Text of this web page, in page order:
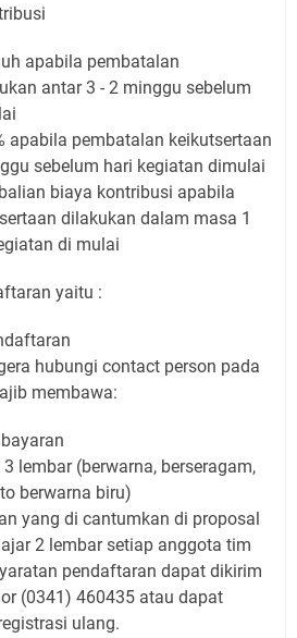
apabila pembatalan
antar 3 - 2 minggu sebelum
apabila pembatalan keikutsertaan
sebelum hari kegiatan dimulai
biaya kontribusi apabila
dilakukan dalam masa 1
di mulai
yaitu :
hubungi contact person pada
membawa:
lembar (berwarna, berseragam,
berwarna biru)
yang di cantumkan di proposal
2 lembar setiap anggota tim
pendaftaran dapat dikirim
(0341) 460435 atau dapat
ulang.